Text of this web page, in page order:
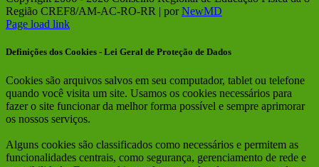
Região CREF8/AM-AC-RO-RR | porNewMD
Facebook
Instagram
Page load link
Definições dos Cookies - Lei Geral de Proteção de Dados
Cookies são arquivos salvos em seu computador, tablet ou telefone
quando você visita um site. Usamos os cookies necessários para
fazer o site funcionar da melhor forma possível e sempre aprimorar
os nossos serviços.
Alguns cookies são classificados como necessários e permitem as
funcionalidades centrais, como segurança, gerenciamento de rede e